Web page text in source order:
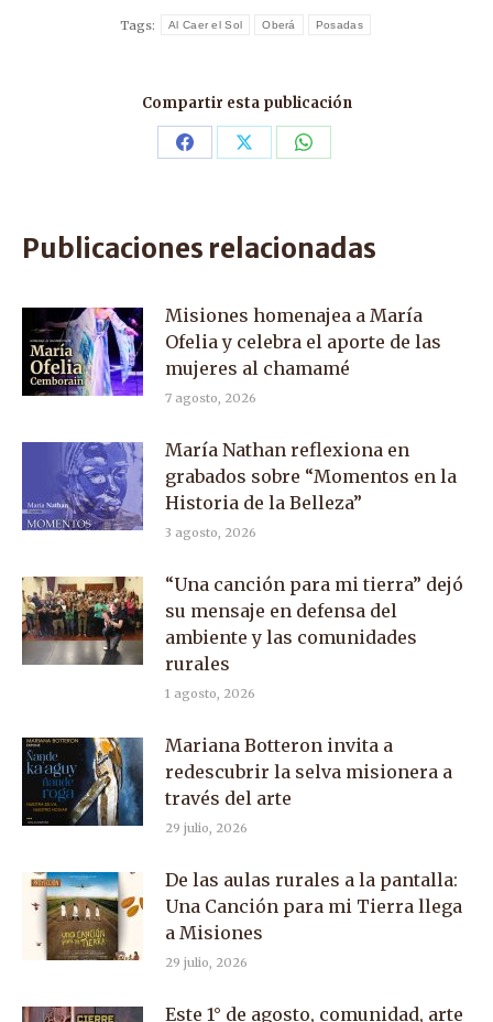
Tags: Al Caer el Sol Oberá Posadas
Compartir esta publicación
Share Share Share
Publicaciones relacionadas
Misiones homenajea a María
Ofelia y celebra el aporte de las
mujeres al chamamé
7 agosto, 2026
María Nathan reflexiona en
grabados sobre “Momentos en la
Historia de la Belleza”
3 agosto, 2026
“Una canción para mi tierra” dejó
su mensaje en defensa del
ambiente y las comunidades
rurales
1 agosto, 2026
Mariana Botteron invita a
redescubrir la selva misionera a
través del arte
29 julio, 2026
De las aulas rurales a la pantalla:
Una Canción para mi Tierra llega
a Misiones
29 julio, 2026
Este 1° de agosto, comunidad, arte